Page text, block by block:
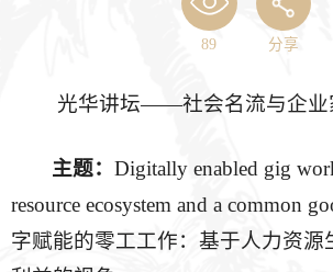
89 分享
光华讲坛——社会名流与企业
主题：Digitally enabled gig
resource ecosystem and a common
字赋能的零工工作：基于人力资源